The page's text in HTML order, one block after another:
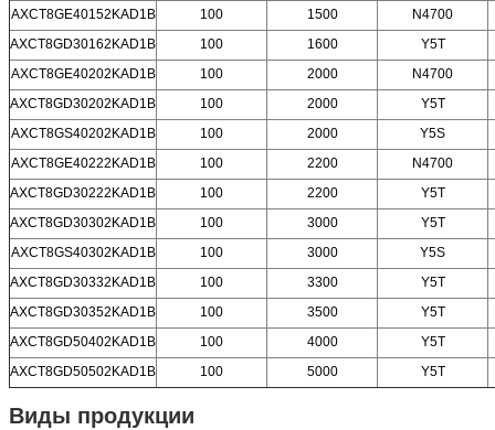
AXCT8GE40152KAD1B
100 1500
N4700
AXCT8GD30162KAD1B
100 1600
Y5T
AXCT8GE40202KAD1B
100 2000
N4700
AXCT8GD30202KAD1B
100 2000
Y5T
AXCT8GS40202KAD1B
100 2000
Y5S
AXCT8GE40222KAD1B
100 2200
N4700
AXCT8GD30222KAD1B
100 2200
Y5T
AXCT8GD30302KAD1B
100 3000
Y5T
AXCT8GS40302KAD1B
100 3000
Y5S
AXCT8GD30332KAD1B
100 3300
Y5T
AXCT8GD30352KAD1B
100 3500
Y5T
AXCT8GD50402KAD1B
100 4000
Y5T
AXCT8GD50502KAD1B
100 5000 Y5T
Виды продукции